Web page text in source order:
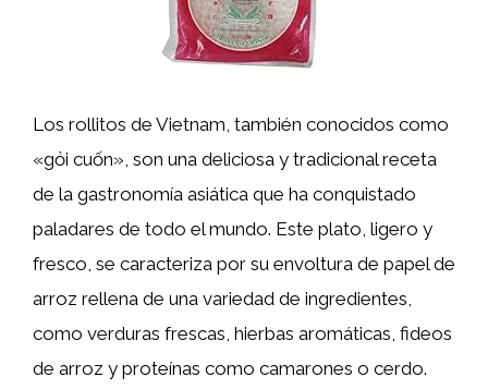
Los rollitos de Vietnam, también conocidos como
«gỏi cuốn», son una deliciosa y tradicional receta
de la gastronomía asiática que ha conquistado
paladares de todo el mundo. Este plato, ligero y
fresco, se caracteriza por su envoltura de papel de
arroz rellena de una variedad de ingredientes,
como verduras frescas, hierbas aromáticas, fideos
de arroz y proteínas como camarones o cerdo.